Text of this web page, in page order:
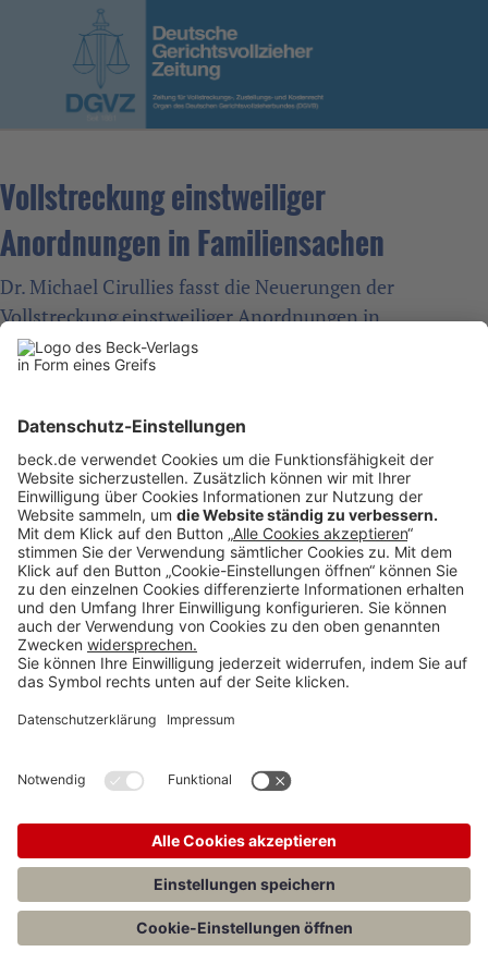
Vollstreckung einstweiliger
Anordnungen in Familiensachen
Dr. Michael Cirullies fasst die Neuerungen der
Vollstreckung einstweiliger Anordnungen in
Familiensachen in "10 goldenen Regeln " zusammen.
nachgelesen werden:
DGVZ 12/22
Anzeigen